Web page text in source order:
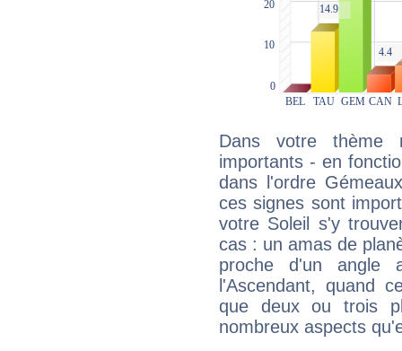
Dans votre thème
importants - en
dans l'ordre
ces signes sont
votre Soleil s'y
cas : un amas de
proche d'un
l'Ascendant, quand
que deux ou trois
nombreux aspects